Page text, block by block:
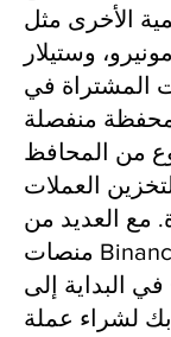
الأخرى مثل
المشتراة في
منفصلة
من المحافظ
العملات
مع العديد من
منصات Binance لتداول العملات
في البداية إلى
لشراء عملة